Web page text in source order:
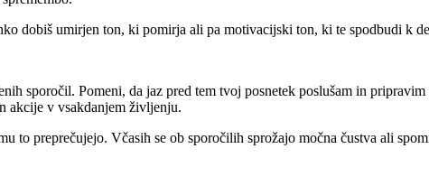
dobiš umirjen ton, ki pomirja ali pa motivacijski ton, ki te spodbudi k
sporočil. Pomeni, da jaz pred tem tvoj posnetek poslušam in
akcije v vsakdanjem življenju.
to preprečujejo. Včasih se ob sporočilih sprožajo močna čustva ali